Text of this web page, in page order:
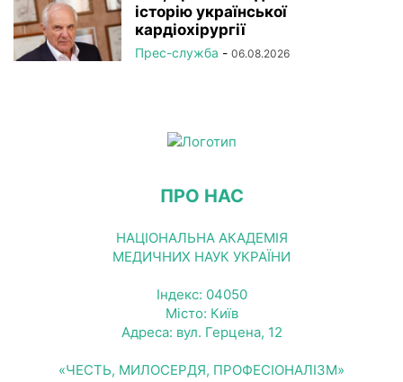
історію української
кардіохірургії
Прес-служба - 06.08.2026
ПРО НАС
НАЦІОНАЛЬНА АКАДЕМІЯ
МЕДИЧНИХ НАУК УКРАЇНИ
Індекс: 04050
Місто: Київ
Адреса: вул. Герцена, 12
«ЧЕСТЬ, МИЛОСЕРДЯ, ПРОФЕСІОНАЛІЗМ»